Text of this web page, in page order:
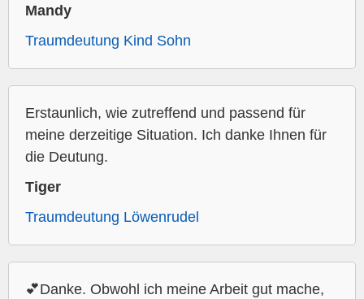
Mandy
Traumdeutung Kind Sohn
Erstaunlich, wie zutreffend und passend für
meine derzeitige Situation. Ich danke Ihnen für
die Deutung.
Tiger
Traumdeutung Löwenrudel
💕Danke. Obwohl ich meine Arbeit gut mache,